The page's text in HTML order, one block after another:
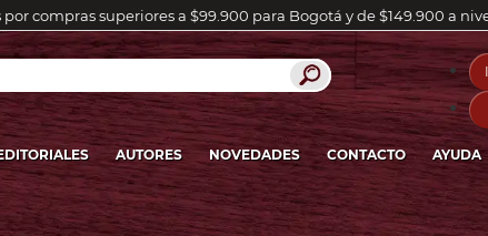
por compras superiores a $99.900 para Bogotá y de $149.900 a
AUTORES NOVEDADES CONTACTO AYUDA